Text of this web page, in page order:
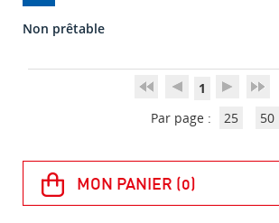
Non prêtable
1
Par page :
25 50